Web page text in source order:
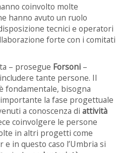
coinvolto molte
hanno avuto un ruolo
tecnici e operatori
forte con i comitati
– prosegue Forsoni –
tante persone. Il
fondamentale, bisogna
la fase progettuale
a conoscenza di attività
coinvolgere le persone
in altri progetti come
in questo caso l’Umbria si